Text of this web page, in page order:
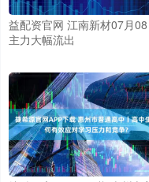
益配资官网 江南新材07月08
主力大幅流出